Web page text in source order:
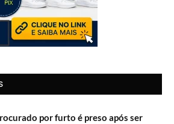
por furto é preso após ser